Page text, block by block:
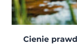
Cienie